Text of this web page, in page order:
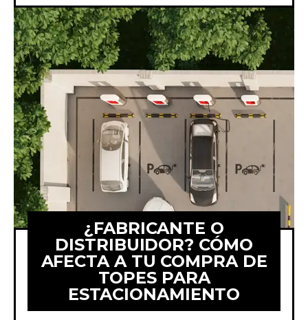
¿FABRICANTE O
DISTRIBUIDOR? CÓMO
AFECTA A TU COMPRA DE
TOPES PARA
ESTACIONAMIENTO
Comparamos comprar topes
para estacionamiento